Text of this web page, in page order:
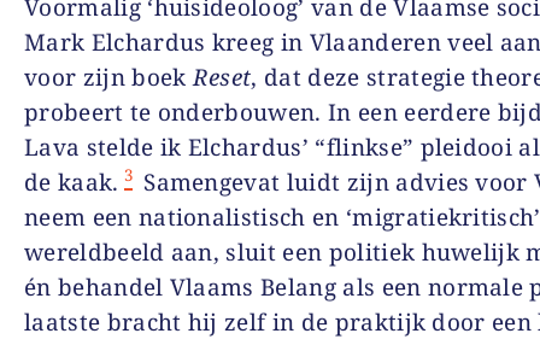
Voormalig ‘huisideoloog’ van de Vlaamse
Mark Elchardus kreeg in Vlaanderen veel
voor zijn boekReset, dat deze strategie
probeert te onderbouwen. In een eerdere
Lava stelde ik Elchardus’ “flinkse” pleidooi
de kaak. 3 Samengevat luidt zijn advies voor
neem een nationalistisch en ‘migratiekritisch’
wereldbeeld aan, sluit een politiek huwelijk
én behandel Vlaams Belang als een normale
laatste bracht hij zelf in de praktijk door